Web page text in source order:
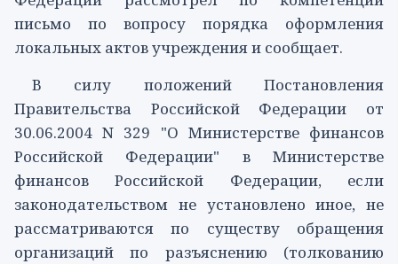
письмо по вопросу порядка оформления
локальных актов учреждения и сообщает.
В силу положений Постановления
Правительства Российской Федерации от
30.06.2004 N 329 "О Министерстве финансов
Российской Федерации" в Министерстве
финансов Российской Федерации, если
законодательством не установлено иное, не
рассматриваются по существу обращения
организаций по разъяснению (толкованию